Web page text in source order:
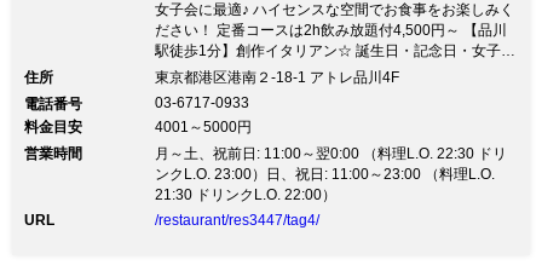
女子会に最適♪ ハイセンスな空間でお食事をお楽しみく
ださい！ 定番コースは2h飲み放題付4,500円～ 【品川
駅徒歩1分】創作イタリアン☆ 誕生日・記念日・女子会
に最適♪ ハイセンスな空間でお食事をお楽しみくださ
と別世界☆ たまには背伸びしてちょっと贅沢な大人の
夜を！ ◇◆◇ 合言葉はちょいセレブ気分◇◆◇ ＪＡＺ
Ｚを中心にＰＯＰＳ、Ｒ＆Ｂ、ＳＯＵＬと様々なLIVE
を楽しめる♪ ＬＩＶＥスケジュールをチェックして、ス
テキな夜をお過ごし下さい♪ お誕生日のお客様にはミュ
ージシャンがお祝いの歌をプレゼント♪ 長いエントラン
住所
東京都港区港南２-18-1 アトレ品川4F
電話番号
03-6717-0933
料金目安
4001～5000円
営業時間
月～土、祝前日: 11:00～翌0:00 （料理L.O. 22:30 ドリ
ンクL.O. 23:00）日、祝日: 11:00～23:00 （料理L.O.
21:30 ドリンクL.O. 22:00）
URL
/restaurant/res3447/tag4/